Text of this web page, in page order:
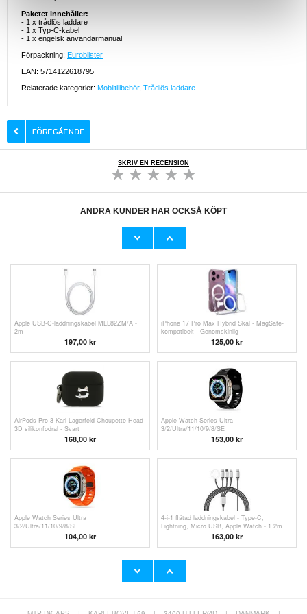
Paketet innehåller:
- 1 x trådlös laddare
- 1 x Typ-C-kabel
- 1 x engelsk användarmanual
Förpackning: Euroblister
EAN: 5714122618795
Relaterade kategorier: Mobiltillbehör, Trådlös laddare
SKRIV EN RECENSION
ANDRA KUNDER HAR OCKSÅ KÖPT
iPhone 17 Pro Max Tech-Protect flytande
iPhone 17 Pro Max Privacy Härdat Glas
Apple USB-C-laddningskabel MLL82ZM/A -
2m
197,00 kr
iPhone 17 Pro Max Hybrid Skal - MagSafe-
kompatibelt - Genomskinlig
125,00 kr
AirPods Pro 3 Karl Lagerfeld Choupette Head
3D silikonfodral - Svart
168,00 kr
Apple Watch Series Ultra
3/2/Ultra/11/10/9/8/SE
3/(2022)/7/SE/6/5/4/3/2/1 Tech-Protect
IconBand Line silikonarmband -
49mm/46mm/45mm/44mm/42mm - Svart
153,00 kr
Apple Watch Series Ultra
3/2/Ultra/11/10/9/8/SE
3/(2022)/7/SE/6/5/4/3/2/1 Tech-Protect
IconBand Line silikonarmband -
49mm/46mm/45mm/44mm/42mm - Orange
104,00 kr
4-i-1 flätad laddningskabel - Type-C,
Lightning, Micro USB, Apple Watch - 1.2m
163,00 kr